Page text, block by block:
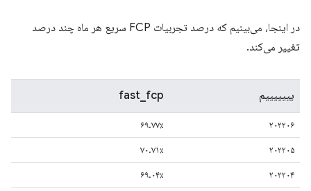
در اینجا، می‌بینیم که درصد تجربیات FCP سریع هر ماه چند درصد
تغییر می‌کند.
یییییییم fast_fcp
۲۰۲۲۰۶
۶۹.۷۷٪
۲۰۲۲۰۵
۷۰.۷۱٪
۲۰۲۲۰۴
۶۹.۰۴٪